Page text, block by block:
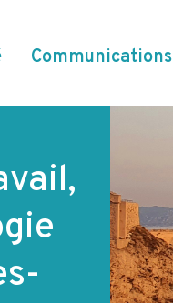
Communications